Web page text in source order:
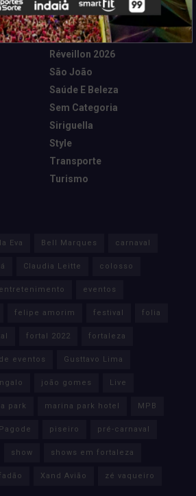
Música
News Tech
Réveillon 2026
São João
Saúde E Beleza
Sem Categoria
Siriguella
Style
Transporte
Turismo
Eva Bell Marques carnaval
Claudia Leitte colosso
entretenimento eventos
felipe amorim festival folia
fortal 2022 fortaleza
eventos Gusttavo Lima
joão gomes Live
park marina park hotel MPB
Pagode piseiro pré-carnaval
show shows em fortaleza
Xand Avião zé vaqueiro